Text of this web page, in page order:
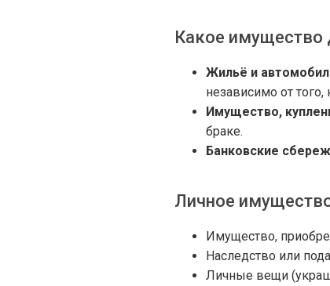
Какое имущество
Жильё и
независимо от
Имущество,
браке.
Банковские
Личное
Имущество,
Наследство или
Личные вещи